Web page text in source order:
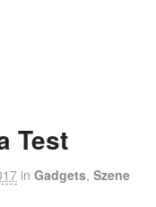
Test
in Gadgets, Szene